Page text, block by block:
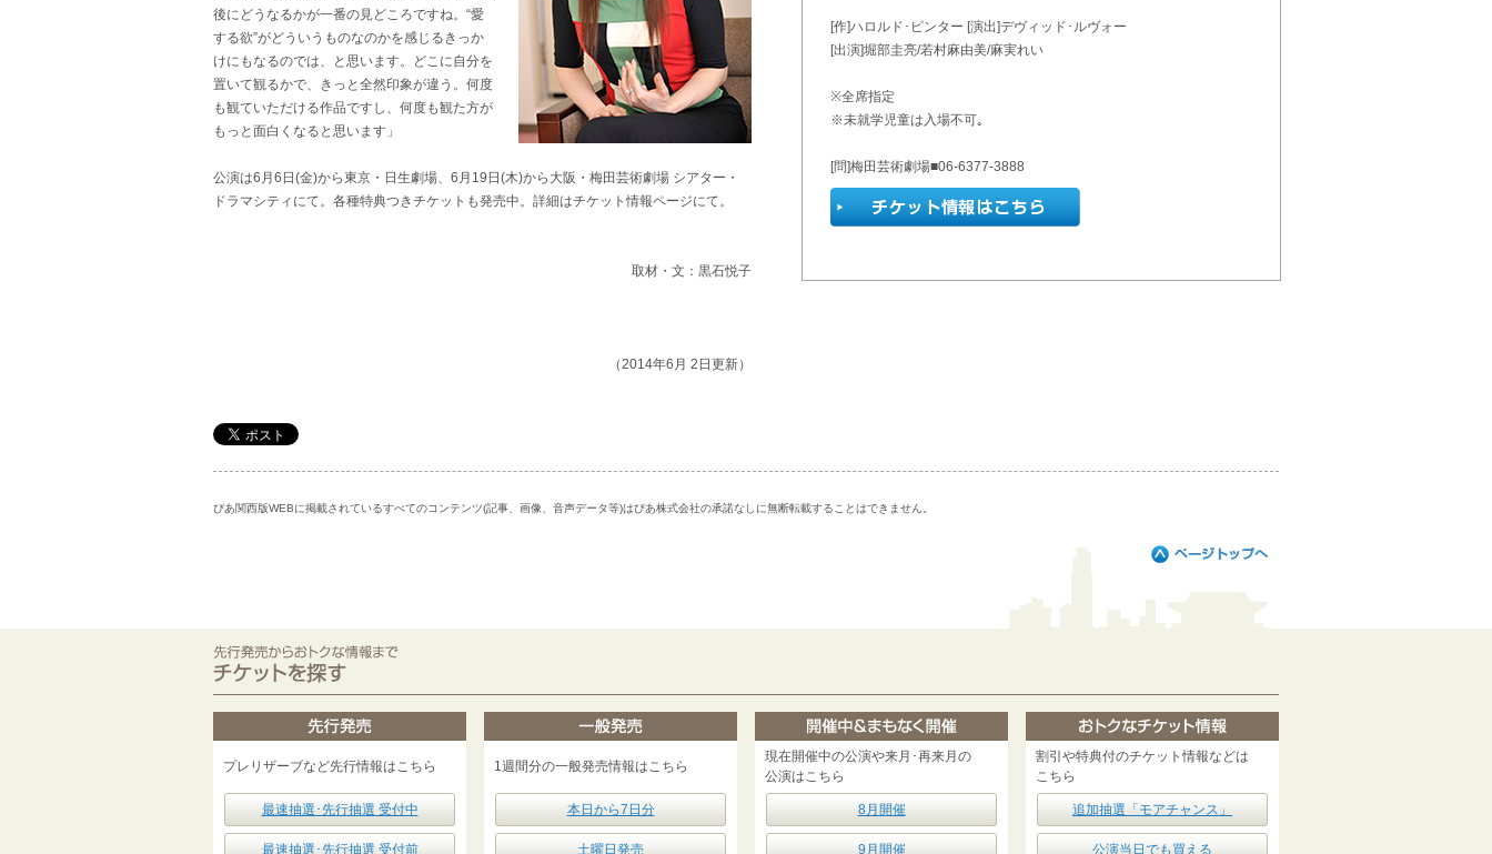
後にどうなるかが一番の見どころですね。“愛
する欲”がどういうものなのかを感じるきっか
けにもなるのでは、と思います。どこに自分を
置いて観るかで、きっと全然印象が違う。何度
も観ていただける作品ですし、何度も観た方が
もっと面白くなると思います」
公演は6月6日(金)から東京・日生劇場、6月19日(木)から大阪・梅田芸術劇場 シアター・
ドラマシティにて。各種特典つきチケットも発売中。詳細はチケット情報ページにて。
取材・文：黒石悦子
（2014年6月 2日更新）
[作]ハロルド･ピンター [演出]デヴィッド･ルヴォー
[出演]堀部圭亮/若村麻由美/麻実れい
※全席指定
※未就学児童は入場不可｡
[問]梅田芸術劇場■06-6377-3888
ぴあ関西版WEBに掲載されているすべてのコンテンツ(記事、画像、音声データ等)はぴあ株式会社の承諾なしに無断転載することはできません。
プレリザーブなど先行情報はこちら
最速抽選･先行抽選 受付中
最速抽選･先行抽選 受付前
1週間分の一般発売情報はこちら
本日から7日分
土曜日発売
現在開催中の公演や来月･再来月の
公演はこちら
8月開催
9月開催
割引や特典付のチケット情報などは
こちら
追加抽選「モアチャンス」
公演当日でも買える